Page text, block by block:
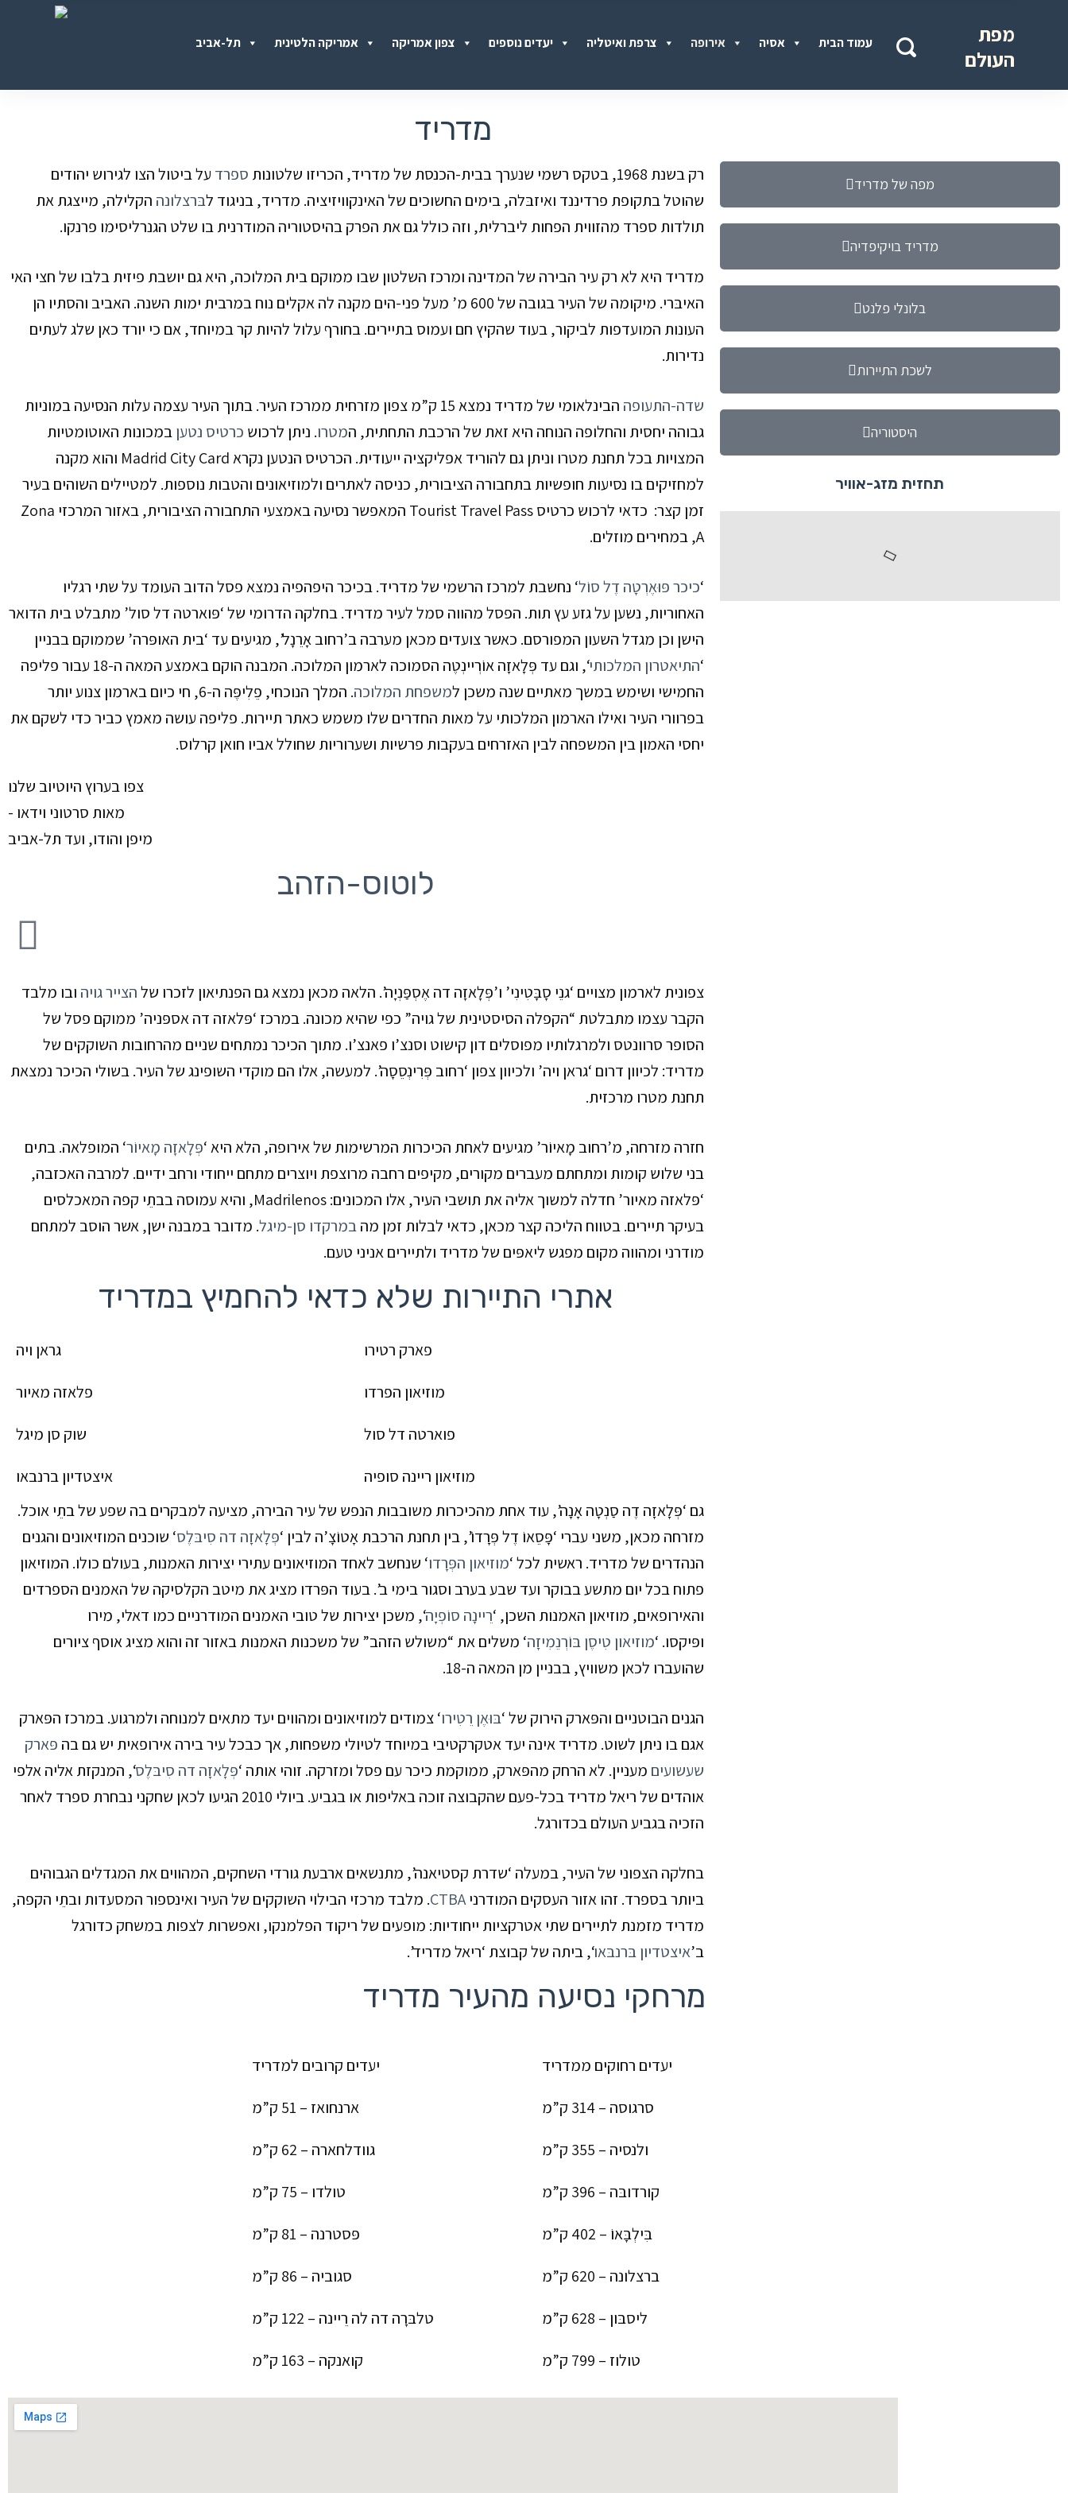
e
תל-אביב אמריקה הלטינית צפון אמריקה יעדים נוספים צרפת ואיטליה אירופה אסיה עמוד הבית
מפת
העולם
מדריד
רק בשנת 1968, בטקס רשמי שנערך בבית-הכנסת של מדריד, הכריזו שלטונות ספרד על ביטול הצו לגירוש יהודים
שהוטל בתקופת פרדיננד ואיזבּלה, בימים החשוכים של האינקוויזיציה. מדריד, בניגוד לבּרצלונה הקלילה, מייצגת את
תולדות ספרד מהזווית הפחות ליברלית, וזה כולל גם את הפרק בהיסטוריה המודרנית בו שלט הגנרליסימו פרנקו.
מדריד היא לא רק עיר הבירה של המדינה ומרכז השלטון שבו ממוקם בית המלוכה, היא גם יושבת פיזית בלבו של חצי האי
האיבּרי. מיקומה של העיר בגובה של600 מ’ מעל פני-הים מקנה לה אקלים נוח במרבית ימות השנה. האביב והסתיו הן
העונות המועדפות לביקור, בעוד שהקיץ חם ועמוס בתיירים. בחורף עלול להיות קר במיוחד, אם כי יורד כאן שלג לעתים
נדירות.
שדה-התעופה הבינלאומי של מדריד נמצא15 ק”מ צפון מזרחית ממרכז העיר. בתוך העיר עצמה עלות הנסיעה במוניות
גבוהה יחסית והחלופה הנוחה היא זאת של הרכבת התחתית, המטרו. ניתן לרכוש כרטיס נטעןבמכונות האוטומטיות
המצויות בכל תחנת מטרו וניתן גם להוריד אפליקציה ייעודית.
הכרטיס הנטען נקרא Madrid City Card והוא מקנה
למחזיקים בו נסיעות חופשיות בתחבורה הציבורית, כניסה לאתרים ולמוזיאונים והטבות נוספות. למטיילים השוהים בעיר
זמן קצר: כדאי לרכוש כרטיס Tourist Travel Pass המאפשר נסיעה באמצעי התחבורה הציבורית, באזור המרכזי Zona
A, במחירים מוזלים.
‘כיכר פּוּאֶרְטָה דֶל סוֹל‘ נחשבת למרכז הרשמי של מדריד. בכיכר היפהפיה נמצא פסל הדוב העומד על שתי רגליו
האחוריות, נשען על גזע עץ תות. הפסל מהווה סמל לעיר מדריד. בחלקה הדרומי של ‘פּוארטה דל סול’ מתבלט בית הדואר
הישן וכן מגדל השעון המפורסם. כאשר צועדים מכאן מערבה ב’רחוב אָרֵנָל’, מגיעים עד ‘בית האופּרה’ שממוקם בבניין
‘התיאטרון המלכותי‘, וגם עד פְּלָאזָה אוֹרְיינְטֶה הסמוכה לארמון המלוכה. המבנה הוקם באמצע המאה ה-18 עבור פליפה
החמישי ושימש במשך מאתיים שנה משכן למשפחת המלוכה
. המלך הנוכחי, פֵלִיפֶּה ה-6, חי כיום בארמון צנוע יותר
בפרוורי העיר ואילו הארמון המלכותי על מאות החדרים שלו משמש כאתר תיירות. פליפה עושה מאמץ כביר כדי לשקם את
יחסי האמון בין המשפחה לבין האזרחיםבעקבות פרשיות ושערוריות שחולל אביו חואן קרלוס.
צפו בערוץ היוטיוב שלנו
- מאות סרטוני וידאו
מיפן והודו, ועד תל-אביב
לוטוס-הזהב
צפונית לארמון מצויים ‘גנֵי סָבָּטִינִי’ ו’פְּלָאזָה דה אֶסְפַּנְיָה’. הלאה מכאן נמצא גם הפנתיאון לזכרו שלהצייר גויה ובו מלבד
הקבר עצמו מתבלטת “הקפלה הסיסטינית של גויה” כפי שהיא מכונה.במרכז ‘פּלאזה דה אספּניה’ ממוקם פסל של
הסופר סרוונטס ולמרגלותיו מפוסלים דון קישוט וסנצ’ו פאנצ’ו. מתוך הכיכר נמתחים שניים מהרחובות השוקקים של
מדריד: לכיוון דרום ‘גראן ויה’ ולכיוון צפון ‘רחוב פְּרִינְסֵסָה’. למעשה, אלו הם מוקדי השופינג של העיר. בשולי הכיכר נמצאת
תחנת מטרו מרכזית.
חזרה מזרחה, מ’רחוב מָאיוֹר’ מגיעים לאחת הכיכרות המרשימות של אירופה, הלא היא ‘פְּלָאזָה מָאיוֹר‘ המופלאה. בתים
בני שלוש קומות ומתחתם מעברים מקורים, מקיפים רחבה מרוצפת ויוצרים מתחם ייחודי ורחב ידיים. למרבה האכזבה,
‘פּלאזה מאיור’ חדלה למשוך אליה את תושבי העיר, אלו המכונים: Madrilenos, והיא עמוסה בבתֵי קפה המאכלסים
בעיקר תיירים.בטווח הליכה קצר מכאן, כדאי לבלות זמן מהבמרקדו סן-מיגל. מדובר במבנה ישן, אשר הוסב למתחם
מודרני ומהווה מקום מפגש ליאפּים של מדריד ולתיירים אניני טעם.
אתרי התיירות שלא כדאי להחמיץ במדריד
גראן ויה פארק רטירו
פלאזה מאיור מוזיאון הפרדו
שוק סן מיגל פוארטה דל סול
איצטדיון ברנבאו
מוזיאון ריינה סופיה
גם ‘פְּלָאזָה דֶה סַנְטָה אָנָה’, עוד אחת מהכיכרות משובבות הנפש של עיר הבירה, מציעה למבקרים בה שפע של בתֵי אוכל.
מזרחה מכאן, משני עברי ‘פָּסֵאוֹ דֶל פְּרָדוֹ’, בין תחנת הרכבת אָטוֹצָ’ה לבין ‘פְּלָאזָה דה סִיבּלֶס‘ שוכנים המוזיאונים והגנים
הנהדרים של מדריד. ראשית לכל ‘מוזיאון הפְּרָדו‘ שנחשב לאחד המוזיאונים עתירי יצירות האמנות, בעולם כולו. המוזיאון
פתוח בכל יום מתשע בבוקר ועד שבע בערב וסגור בימי ב’.בעוד הפּרדו מציג את מיטב הקלסיקה של האמנים הספרדים
והאירופאים, מוזיאון האמנות השכן, ‘רֵיינָה סוֹפְיָה‘, משכן יצירות של טובי האמנים המודרניים כמו דאלי, מירו
ופּיקסו. ‘מוזיאון טִיסֶן בּוֹרְנֵמִיזָה‘ משלים את “משולש הזהב” של משכנות האמנות באזור זה והוא מציג אוסף ציורים
שהועברו לכאן משוויץ, בבניין מן המאה ה-18
.
הגנים הבוטניים והפּארק הירוק של ‘בּוּאֶן רֵטִירו‘צמודים למוזיאונים ומהווים יעד מתאים למנוחה ולמרגוע. במרכז הפּארק
אגם בו ניתן לשוט. מדריד אינה יעד אטקרקטיבי במיוחד לטיולי משפחות, אך כבכל עיר בירה אירופאית יש גם בה פּארק
שעשועים מעניין. לא הרחק מהפּארק, ממוקמת כיכר עם פסל ומזרקה. זוהי אותה ‘פְּלָאזָה דה סִיבּלֶס‘, המנקזת אליה אלפי
אוהדים של ריאל מדריד בכל-פעם שהקבוצה זוכה באליפות או בגביע. ביולי 2010 הגיעו לכאן שחקני נבחרת ספרד לאחר
הזכיה בגביע העולם בכדורגל.
בחלקה הצפוני של העיר, במעלה ‘שדרת קסטיאנה’, מתנשאים ארבעת גורדי השחקים, המהווים את המגדלים הגבוהים
ביותר בספרד. זהו אזור העסקים המודרניCTBA
. מלבד מרכזי הבילוי השוקקים של העיר ואינספור המסעדות ובתֵי הקפה,
מדריד מזמנת לתיירים שתי אטרקציות ייחודיות: מופעים של ריקוד הפלמנקו, ואפשרות לצפות במשחק כדורגל
ב’איצטדיון בּרנבּאו‘, ביתה של קבוצת ‘ריאל מדריד’.
מפה של מדריד
מדריד בויקיפדיה
בלונלי פלנט
לשכת התיירות
היסטוריה
תחזית מזג-אוויר
מרחקי נסיעה מהעיר מדריד
יעדים קרובים למדריד
ארנחואז – 51 ק”מ
גוודלחארה – 62 ק”מ
טולדו – 75 ק”מ
פּסטרנה – 81 ק”מ
סגוביה – 86 ק”מ
טלבּרָה דה לה רֵיינה – 122 ק”מ
קואנקה – 163 ק”מ
יעדים רחוקים ממדריד
סרגוסה – 314 ק”מ
ולנסיה – 355 ק”מ
קורדובּה – 396 ק”מ
בִּילְבָּאוֹ – 402 ק”מ
ברצלונה – 620 ק”מ
ליסבּון – 628 ק”מ
טולוז – 799 ק”מ